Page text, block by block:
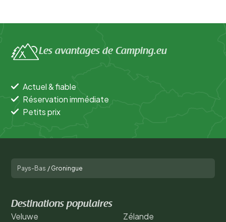
Les avantages de Camping.eu
Actuel & fiable
Réservation immédiate
Petits prix
Pays-Bas / Groningue
Destinations populaires
Veluwe
Zélande